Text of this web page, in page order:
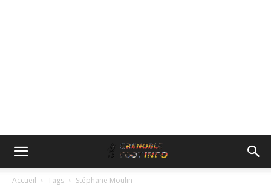
Accueil Tags Stéphane Moulin